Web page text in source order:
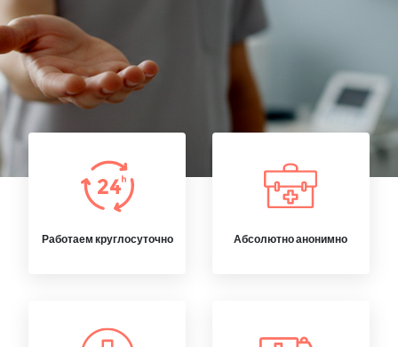
Работаем круглосуточно Абсолютно анонимно